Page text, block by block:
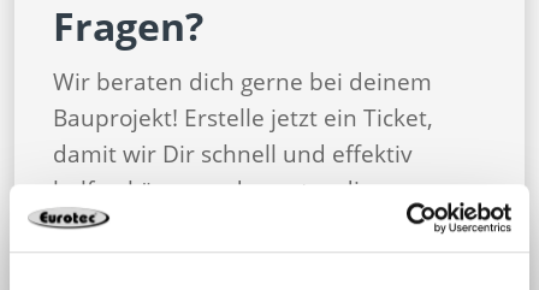
Fragen?
Wir beraten dich gerne bei deinem
Bauprojekt! Erstelle jetzt ein Ticket,
damit wir Dir schnell und effektiv
helfen können oder nutze die
kostenlose Berechnungssoftware zur
Planung.